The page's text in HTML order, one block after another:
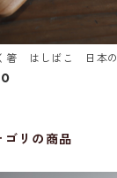
箸 はしばこ 日本の
ゴリの商品